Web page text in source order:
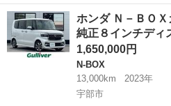
ー名： ホンダ ■ 車種名： オデッセ
名： ハイブリッドアブソルート・Ｅ
純正 ９...
山口 山口市 ホンダ
ホンダ Ｎ－ＢＯ
純正８インチデ
1,650,000円
N-BOX
13,000km
2023年
宇部市